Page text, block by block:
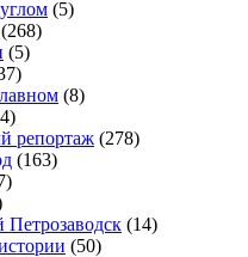
(5)
(268)
(5)
(8)
репортаж (278)
(163)
(14)
(50)